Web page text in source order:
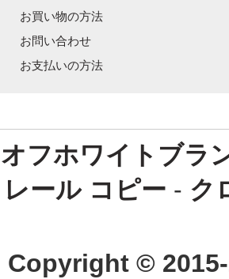
お買い物の方法
お問い合わせ
お支払いの方法
オフホワイトブラ
レール コピー - ク
Copyright ©